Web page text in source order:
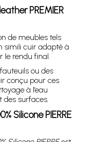
PREMIER
de meubles tels
simili cuir adapté à
le rendu final.
ou des
conçu pour ces
à l’eau
des surfaces.
Silicone PIERRE